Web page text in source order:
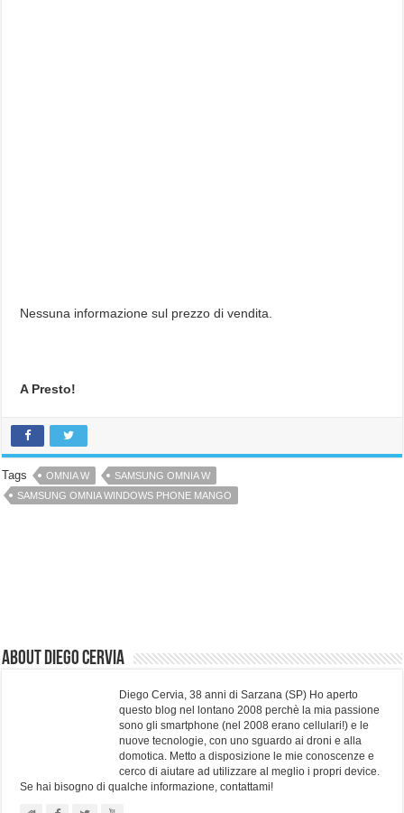
Nessuna informazione sul prezzo di vendita.
A Presto!
Tags OMNIA W
SAMSUNG OMNIA W
SAMSUNG OMNIA WINDOWS PHONE MANGO
About Diego Cervia
Diego Cervia, 38 anni di Sarzana (SP) Ho aperto
questo blog nel lontano 2008 perchè la mia passione
sono gli smartphone (nel 2008 erano cellulari!) e le
nuove tecnologie, con uno sguardo ai droni e alla
domotica. Metto a disposizione le mie conoscenze e
cerco di aiutare ad utilizzare al meglio i propri device.
Se hai bisogno di qualche informazione, contattami!